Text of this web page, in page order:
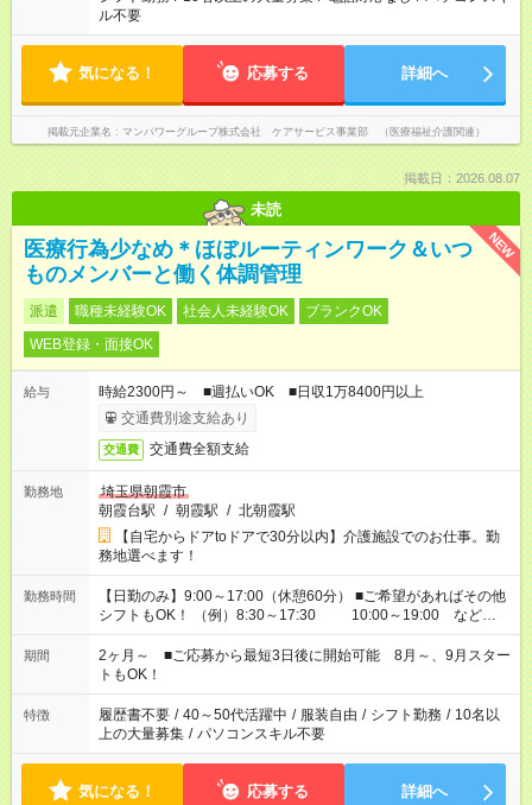
ル不要
気になる！ 応募する 詳細へ
掲載元企業名 マンパワーグループ株式会社 ケアサービス事業部 （医療福祉介護関連）
掲載日：2026.08.07
未読
NEW
医療行為少なめ＊ほぼルーティンワーク＆いつ
ものメンバーと働く体調管理
派遣 職種未経験OK 社会人未経験OK
ブランクOK
WEB登録・面接OK
給与
時給2300円～ ■週払いOK ■日収1万8400円以上
交通費別途支給あり
交通費 交通費全額支給
勤務地
埼玉県朝霞市
朝霞台駅 / 朝霞駅 / 北朝霞駅
【自宅からドアtoドアで30分以内】介護施設でのお仕事。勤
務地選べます！
勤務時間
【日勤のみ】9:00～17:00（休憩60分） ■ご希望があればその他
シフトもOK！ （例）8:30～17:30 10:00～19:00 など
「家族とお休みを合わせたい」 「できれば残業はしたくない」
など、あなたのご希望に沿ったお仕事をご紹介します！ ※Wワ
ーク希望の方へ 今ご覧のお仕事で希望する勤務時間と、もう1つ
のお仕事の勤務時間。 合計で週40時間を超える場合は応募でき
ません
期間
2ヶ月～ ■ご応募から最短3日後に開始可能 8月～、9月スター
トもOK！
特徴 履歴書不要 / 40～50代活躍中 / 服装自由 / シフト勤務 / 10名以
上の大量募集 / パソコンスキル不要
気になる！ 応募する 詳細へ